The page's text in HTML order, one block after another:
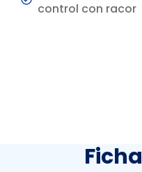
control con racor
Ficha